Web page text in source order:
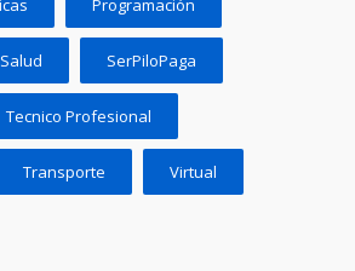
Programación
Salud SerPiloPaga
Tecnico Profesional
Transporte Virtual